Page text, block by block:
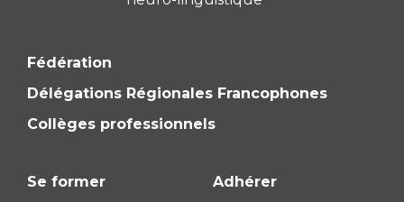
Fédération
Délégations Régionales Francophones
Collèges professionnels
Se former Adhérer